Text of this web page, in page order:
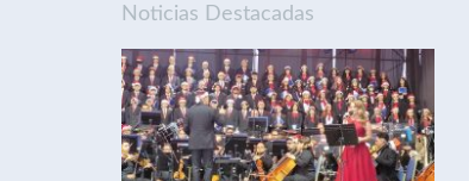
Noticias Destacadas